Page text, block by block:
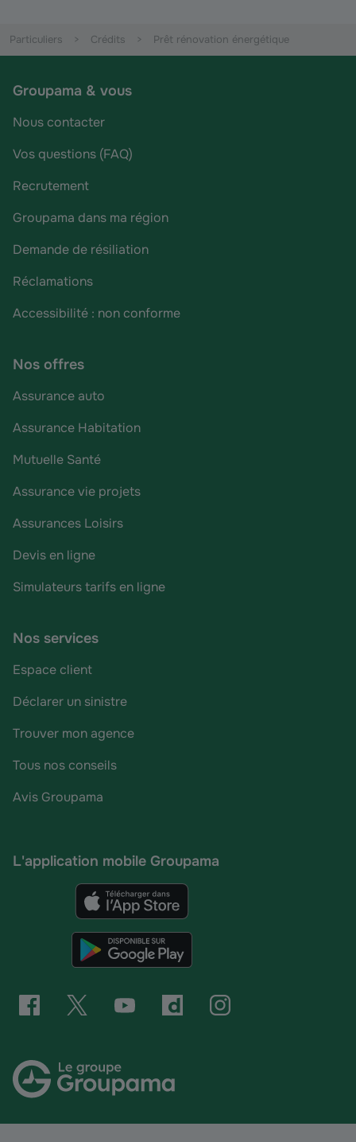
Particuliers Crédits Prêt rénovation énergétique
Groupama & vous
Nous contacter
Vos questions (FAQ)
Recrutement
Groupama dans ma région
Demande de résiliation
Réclamations
Accessibilité : non conforme
Nos offres
Assurance auto
Assurance Habitation
Mutuelle Santé
Assurance vie projets
Assurances Loisirs
Devis en ligne
Simulateurs tarifs en ligne
Nos services
Espace client
Déclarer un sinistre
Trouver mon agence
Tous nos conseils
Avis Groupama
L'application mobile Groupama